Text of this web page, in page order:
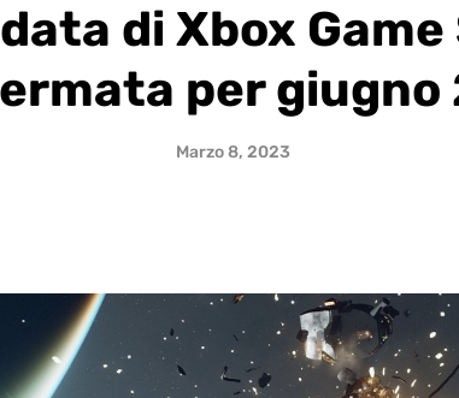
di Xbox
per giugno
Marzo 8, 2023